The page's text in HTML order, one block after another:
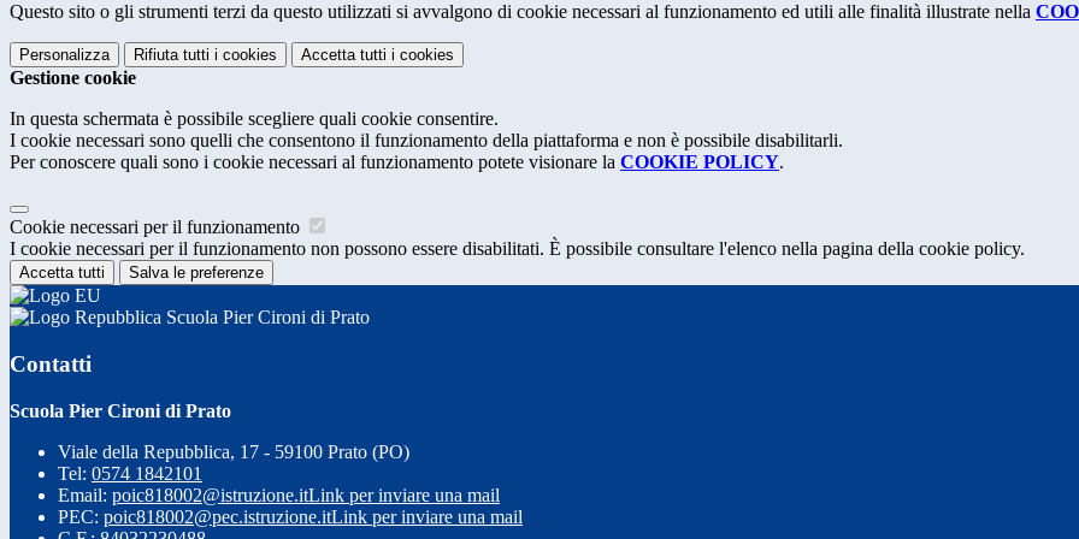
Questo sito o gli strumenti terzi da questo utilizzati si avvalgono di cookie necessari al funzionamento ed utili alle finalità illustrate nella
Personalizza Rifiuta tutti i cookies Accetta tutti i cookies
Gestione cookie
In questa schermata è possibile scegliere quali cookie consentire.
I cookie necessari sono quelli che consentono il funzionamento della piattaforma e non è possibile disabilitarli.
Per conoscere quali sono i cookie necessari al funzionamento potete visionare la COOKIE POLICY.
Cookie necessari per il funzionamento
I cookie necessari per il funzionamento non possono essere disabilitati. È possibile consultare l'elenco nella pagina della cookie policy.
Accetta tutti Salva le preferenze
Scuola Pier Cironi di Prato
Contatti
Scuola Pier Cironi di Prato
Viale della Repubblica, 17 - 59100 Prato (PO)
Tel: 0574 1842101
Email: poic818002@istruzione.itLink per inviare una mail
PEC: poic818002@pec.istruzione.itLink per inviare una mail